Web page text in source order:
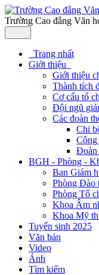
Trường Cao đẳng Văn
Trang nhất
Giới thiệu
Giới thiệu
Thành tích
Cơ cấu tổ
Đội ngũ
Các đoàn
Chi
Công
Đoàn
BGH - Phòng -
Ban Giám
Phòng Đào
Phòng Tổ
Khoa Âm
Khoa Mỹ
Tuyển sinh 2025
Văn bản
Video
Ảnh
Tìm kiếm